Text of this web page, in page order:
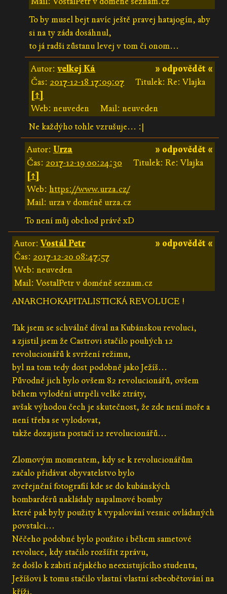
To by musel bejt navíc ještě pravej hatajogín, aby
si na ty záda dosáhnul,
to já radši zůstanu levej v tom či onom...
» odpovědět «
Autor:velkej Ká
Čas: 2017-12-18 17:09:07
Titulek: Re: Vlajka
[↑]
Web: neuveden
Mail: neuveden
Ne každýho tohle vzrušuje... :|
» odpovědět «
Autor: Urza
Čas: 2017-12-19 00:24:30
Titulek: Re: Vlajka
[↑]
Web: https://www.urza.cz/
Mail: urza v doméně urza.cz
To není můj obchod právě xD
» odpovědět «
Autor:Vostál Petr
Čas: 2017-12-20 08:47:57
Web: neuveden
Mail: VostalPetr v doméně seznam.cz
ANARCHOKAPITALISTICKÁ REVOLUCE !
Tak jsem se schválně díval na Kubánskou revoluci,
a zjistil jsem že Castrovi stačilo pouhých 12
revolucionářů k svržení režimu,
byl na tom tedy dost podobně jako Ježíš...
Původně jich bylo ovšem 82 revolucionářů, ovšem
během vylodění utrpěli velké ztráty,
avšak výhodou čech je skutečnost, že zde není moře a
není třeba se vylodovat,
takže dozajista postačí 12 revolucionářů...
Zlomovým momentem, kdy se k revolucionářům
začalo přidávat obyvatelstvo bylo
zveřejnění fotografií kde se do kubánských
bombardérů nakládaly napalmové bomby
které pak byly použity k vypalování vesnic ovládaných
povstalci...
Něčeho podobné bylo použito i během sametové
revoluce, kdy stačilo rozšířit zprávu,
že došlo k zabití nějakého neexistujícího studenta,
Ježíšovi k tomu stačilo vlastní vlastní sebeobětování na
kříži,